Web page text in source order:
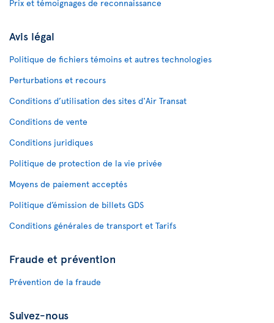
Prix et témoignages de reconnaissance
Avis légal
Politique de fichiers témoins et autres technologies
Perturbations et recours
Conditions d’utilisation des sites d'Air Transat
Conditions de vente
Conditions juridiques
Politique de protection de la vie privée
Moyens de paiement acceptés
Politique d’émission de billets GDS
Conditions générales de transport et Tarifs
Fraude et prévention
Prévention de la fraude
Suivez-nous